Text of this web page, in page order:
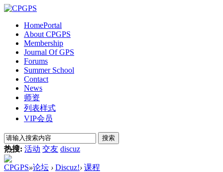
HomePortal
About CPGPS
Membership
Journal Of GPS
Forums
Summer School
Contact
News
师资
列表样式
VIP会员
搜索
热搜: 活动 交友 discuz
CPGPS»论坛 › Discuz!› 课程